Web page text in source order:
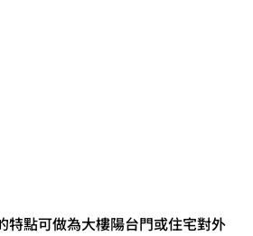
特點可做為大樓陽台門或住宅對外